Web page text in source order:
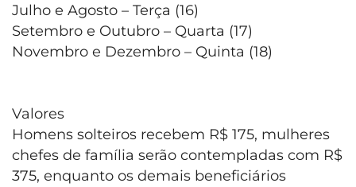
Julho e Agosto – Terça (16)
Setembro e Outubro – Quarta (17)
Novembro e Dezembro – Quinta (18)
Valores
Homens solteiros recebem R$ 175, mulheres
chefes de família serão contempladas com R$
375, enquanto os demais beneficiários